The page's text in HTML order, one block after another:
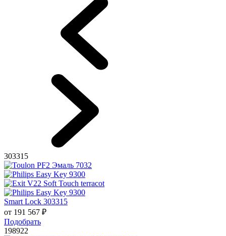
303315
Smart Lock 303315
от 191 567 ₽
Подобрать
198922